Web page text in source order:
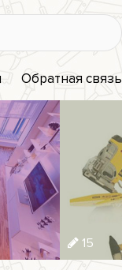
Обратная связь
15